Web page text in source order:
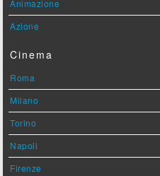
Animazione
Azione
Cinema
Roma
Milano
Torino
Napoli
Firenze